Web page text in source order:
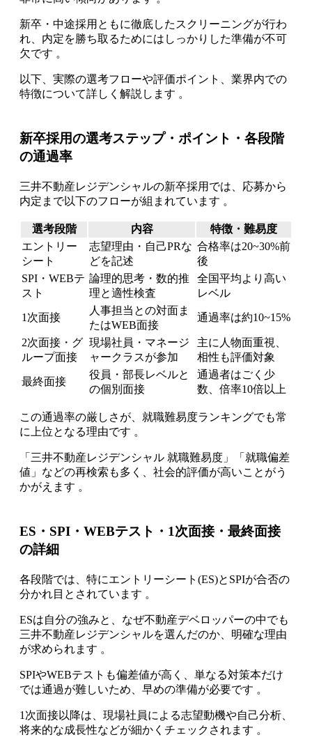
新卒・中途採用ともに徹底したスクリーニングが行わ
れ、内定を勝ち取るためにはしっかりした準備が不可
欠です 。
以下、実際の選考フローや評価ポイント、業界内での
特徴について詳しく解説します 。
新卒採用の選考ステップ・ポイント・各段階
の通過率
三井不動産レジデンシャルの新卒採用では、応募から
内定まで以下のフローが組まれています 。
選考段階 内容
特徴・難易度
エントリー
シート
志望理由・自己PRな
どを記述
合格率は20~30%前
後
SPI・WEBテ
スト
論理的思考・数的推
理と適性検査
全国平均より高い
レベル
1次面接
人事担当との対面ま
たはWEB面接
通過率は約10~15%
2次面接・グ
ループ面接
現場社員・マネージ
ャークラスが参加
主に人物面重視、
相性も評価対象
最終面接
役員・部長レベルと
の個別面接
通過者はごく少
数、倍率10倍以上
この通過率の厳しさが、就職難易度ランキングでも常
に上位となる理由です 。
「三井不動産レジデンシャル 就職難易度」「就職偏差
値」などの再検索も多く、社会的評価が高いことがう
かがえます 。
ES・SPI・WEBテスト・1次面接・最終面接
の詳細
各段階では、特にエントリーシート(ES)とSPIが合否の
分かれ目とされています 。
ESは自分の強みと、なぜ不動産デベロッパーの中でも
三井不動産レジデンシャルを選んだのか、明確な理由
が求められます 。
SPIやWEBテストも偏差値が高く、単なる対策本だけ
では通過が難しいため、早めの準備が必要です 。
1次面接以降は、現場社員による志望動機や自己分析、
将来的な成長性などが細かくチェックされます 。